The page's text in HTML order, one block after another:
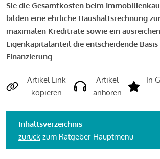
Sie die Gesamtkosten beim
bilden eine ehrliche Haushaltsrechnung
maximalen Kreditrate sowie ein
Eigenkapitalanteil die entscheidende
Finanzierung.
Artikel Link
kopieren
Artikel
anhören
In
Inhaltsverzeichnis
zurück zum Ratgeber-Hauptmenü